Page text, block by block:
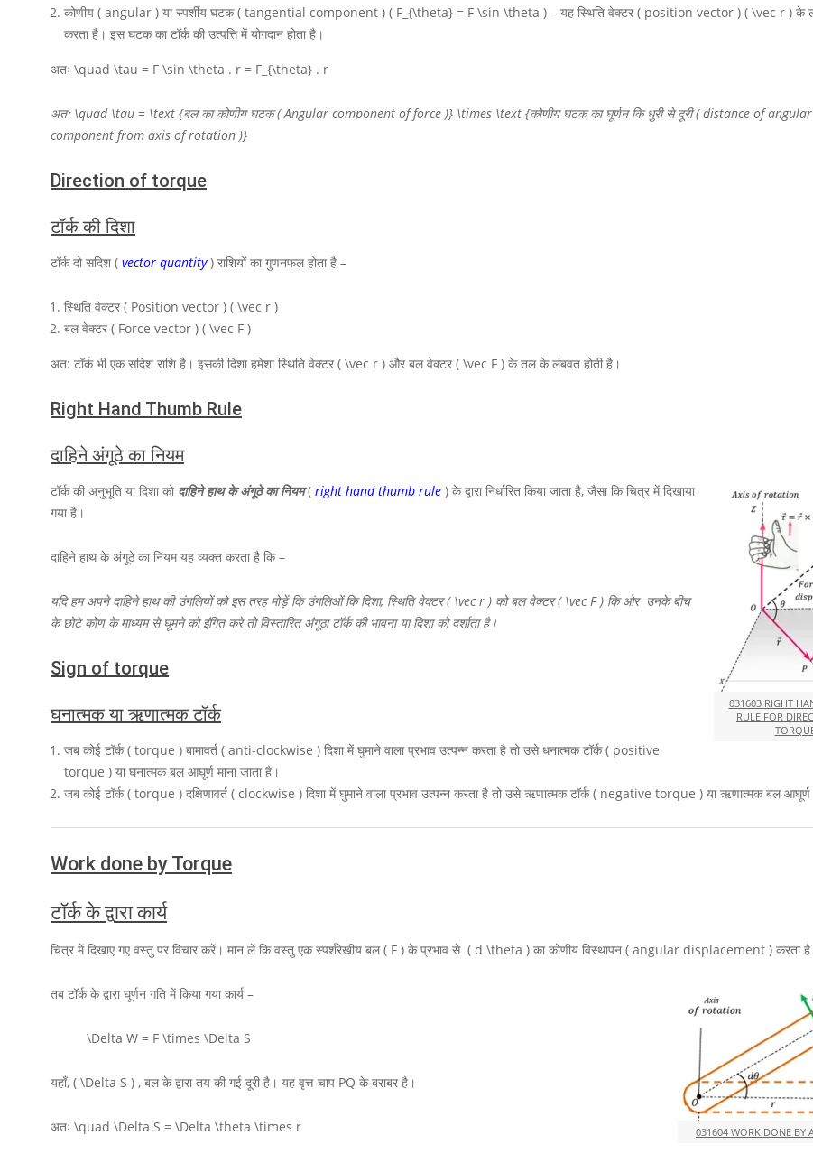
कोणीय ( angular ) या स्पर्शीय घटक ( tangential component ) ( F_{\theta} = F \sin \theta ) – यह स्थिति वेक्टर ( position vector ) ( \vec r ) के
करता है। इस घटक का टॉर्क की उत्पत्ति में योगदान होता है।
अतः \quad \tau = F \sin \theta . r = F_{\theta} . r
अतः \quad \tau = \text {बल का कोणीय घटक ( Angular component of force )} \times \text {कोणीय घटक का घूर्णन कि धुरी से दूरी ( distance of angular
component from axis of rotation )}
Direction of torque
टॉर्ककी दिशा
टॉर्क दो सदिश ( vector quantity) राशियों का गुणनफल होता है –
स्थिति वेक्टर ( Position vector ) ( \vec r )
बल वेक्टर ( Force vector ) ( \vec F )
अत: टॉर्क भी एक सदिश राशि है। इसकी दिशा हमेशा स्थिति वेक्टर ( \vec r ) और बल वेक्टर ( \vec F ) के तल के लंबवत होती है।
Right Hand Thumb Rule
दाहिने अंगूठे का नियम
031603 RIGHT
RULE FOR
टॉर्क की अनुभूति या दिशा को दाहिने हाथ के अंगूठे का नियम( right hand thumb rule ) के द्वारा निर्धारित किया जाता है, जैसा कि चित्र में दिखाया
गया है।
दाहिने हाथ के अंगूठे का नियम यह व्यक्त करता है कि –
यदि हम अपने दाहिने हाथ की उंगलियों को इस तरह मोड़ें कि उंगलिओं कि दिशा, स्थिति वेक्टर( \vec r ) को बल वेक्टर( \vec F ) कि ओर उनके बीच
के छोटे कोण के माध्यम से घूमने को इंगित करे तो विस्तारित अंगूठा टॉर्क की भावना या दिशा को दर्शाता है।
Sign of torque
घनात्मक या ऋणात्मक टॉर्क
जब कोई टॉर्क ( torque ) बामावर्त ( anti-clockwise ) दिशा में घुमाने वाला प्रभाव उत्पन्न करता है तो उसे धनात्मक टॉर्क ( positive
torque ) या घनात्मक बल आघूर्ण माना जाता है।
जब कोई टॉर्क ( torque ) दक्षिणावर्त ( clockwise ) दिशा में घुमाने वाला प्रभाव उत्पन्न करता है तो उसे ऋणात्मक टॉर्क ( negative torque ) या ऋणात्मक बल आघूर्ण
Work done by Torque
टॉर्क के द्वारा कार्य
चित्र में दिखाए गए वस्तु पर विचार करें। मान लें कि वस्तु एक स्पर्शरेखीय बल( F ) के प्रभाव से ( d \theta ) का कोणीय विस्थापन ( angular displacement ) करता
031604 WORK DONE BY
तब टॉर्क के द्वारा घूर्णन गति में किया गया कार्य –
\Delta W = F \times \Delta S
यहाँ, ( \Delta S ) , बल के द्वारा तय की गई दूरी है। यह वृत्त-चाप PQ के बराबर है।
अतः \quad \Delta S = \Delta \theta \times r